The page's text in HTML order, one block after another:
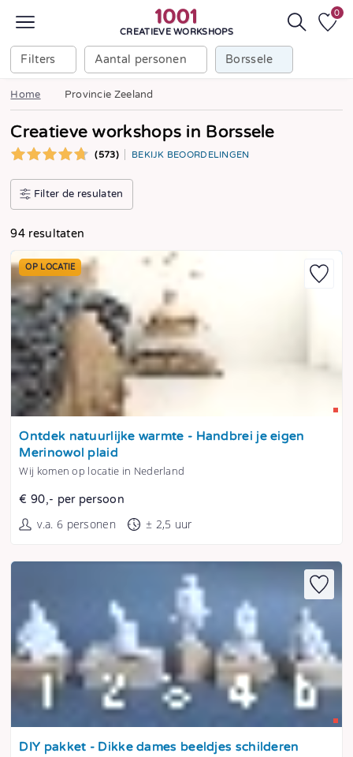
CREATIEVE WORKSHOPS
Filters Aantal personen Borssele
0
Home Provincie Zeeland
Creatieve workshops in Borssele
(573) BEKIJK BEOORDELINGEN
Filter de resulaten
94 resultaten
Tonen
OP LOCATIE
Ontdek natuurlijke warmte - Handbrei je eigen
Merinowol plaid
Wij komen op locatie in Nederland
€ 90,- per persoon
v.a. 6 personen ± 2,5 uur
Tonen
DIY pakket - Dikke dames beeldjes schilderen